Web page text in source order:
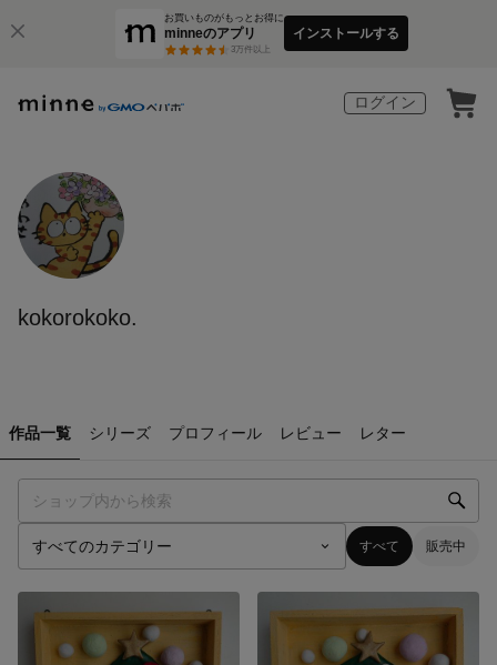
お買いものがもっとお得に
minneのアプリ
3万件以上
インストールする
ログイン
kokorokoko.
作品一覧 シリーズ プロフィール レビュー レター
すべて 販売中